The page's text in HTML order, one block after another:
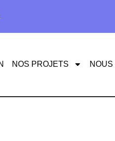
NOS PROJETS